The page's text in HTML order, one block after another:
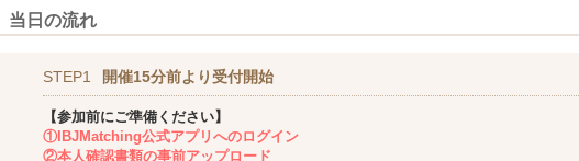
当日の流れ
STEP1 開催15分前より受付開始
【参加前にご準備ください】
①IBJMatching公式アプリへのログイン
②本人確認書類の事前アップロード